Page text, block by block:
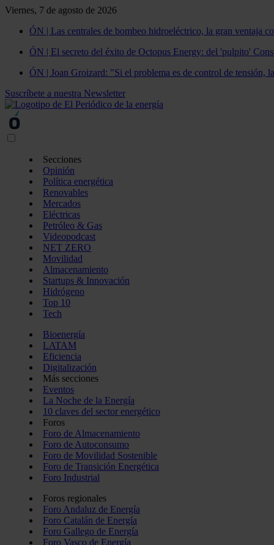
Viernes, 7 de agosto de 2026
ÓN | Las centrales de bombeo hidroeléctrico, la gran ventaja
ÓN | El secreto del éxito de Octopus Energy: del 'pulpito'
ÓN | Joan Groizard: "Si el problema es de control de tensión,
Suscríbete a nuestra Newsletter
Secciones
Opinión
Política energética
Renovables
Mercados
Eléctricas
Petróleo & Gas
Videopodcast
NET ZERO
Movilidad
Almacenamiento
Startups & Innovación
Hidrógeno
Top 10
Tech
Bioenergía
LATAM
Eficiencia
Digitalización
Más secciones
Eventos
La Noche de la Energía
10 claves del sector energético
Foros
Foro de Almacenamiento
Foro de Autoconsumo
Foro de Movilidad Sostenible
Foro de Transición Energética
Foro Industrial
Foros regionales
Foro Andaluz de Energía
Foro Catalán de Energía
Foro Gallego de Energía
Foro Vasco de Energía